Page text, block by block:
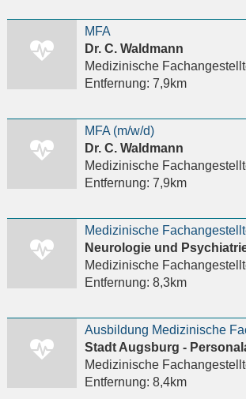
MFA
Dr. C. Waldmann
Medizinische
Entfernung: 7,9km
MFA (m/w/d)
Dr. C. Waldmann
Medizinische
Entfernung: 7,9km
Neurologie und
Medizinische
Entfernung: 8,3km
Stadt Augsburg -
Medizinische
Entfernung: 8,4km